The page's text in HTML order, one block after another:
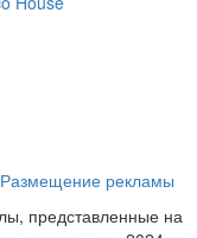
Размещение рекламы
представленные на